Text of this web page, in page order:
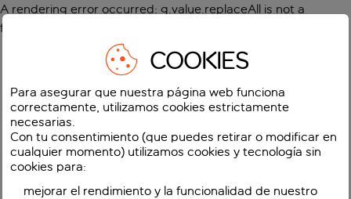
A rendering error occurred: g.value.replaceAll is not a
function
COOKIES
Para asegurar que nuestra página web funciona
correctamente, utilizamos cookies estrictamente
necesarias.
Con tu consentimiento (que puedes retirar o modificar en
cualquier momento) utilizamos cookies y tecnología sin
cookies para:
mejorar el rendimiento y la funcionalidad de nuestro